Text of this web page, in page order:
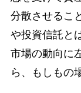
分散させるこ
や投資信託と
市場の動向に
ら、もしもの